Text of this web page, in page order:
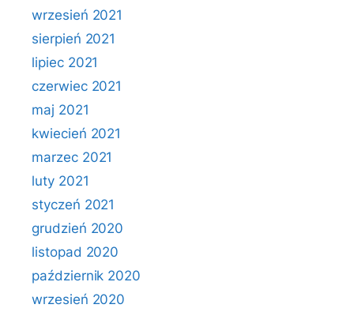
wrzesień 2021
sierpień 2021
lipiec 2021
czerwiec 2021
maj 2021
kwiecień 2021
marzec 2021
luty 2021
styczeń 2021
grudzień 2020
listopad 2020
październik 2020
wrzesień 2020